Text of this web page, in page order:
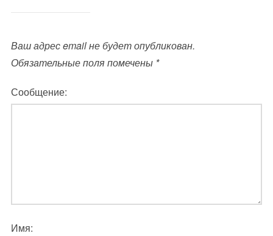
Ваш адрес email не будет опубликован.
Обязательные поля помечены *
Сообщение:
Имя: